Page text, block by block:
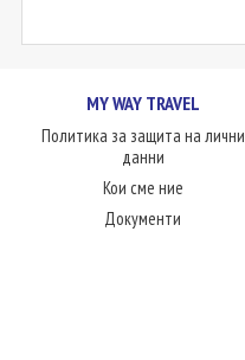
MY WAY TRAVEL
Политика за защита на лични
данни
Кои сме ние
Документи